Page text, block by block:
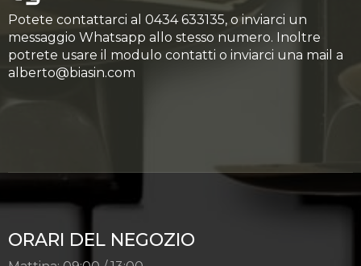
Potete contattarci al 0434 633135, o inviarci un
messaggio Whatsapp allo stesso numero. Inoltre
potrete usare il modulo contatti o inviarci una mail a
alberto@biasin.com
ORARI DEL NEGOZIO